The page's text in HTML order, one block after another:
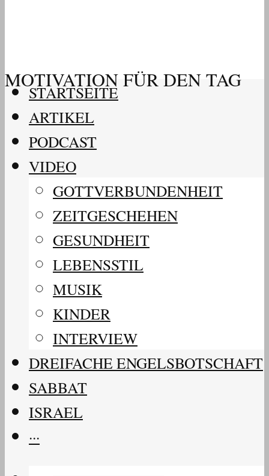
MOTIVATION FÜR DEN TAG
STARTSEITE
ARTIKEL
PODCAST
VIDEO
GOTTVERBUNDENHEIT
ZEITGESCHEHEN
GESUNDHEIT
LEBENSSTIL
MUSIK
KINDER
INTERVIEW
DREIFACHE ENGELSBOTSCHAFT
SABBAT
ISRAEL
···